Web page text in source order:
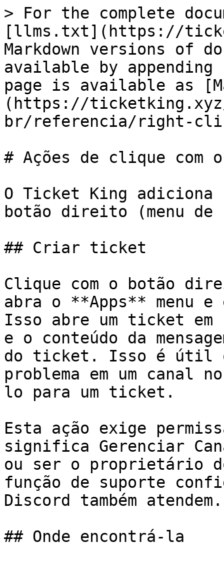
> For the complete
[llms.txt](https://
Markdown versions of
available by
page is available as
(https://
br/referencia/right-
# Ações de clique com
O Ticket King adiciona
botão direito (menu
## Criar ticket
Clique com o botão
abra o **Apps** menu
Isso abre um ticket em
e o conteúdo da
do ticket. Isso é útil
problema em um canal
lo para um ticket.
Esta ação exige
significa Gerenciar
ou ser o proprietário
função de suporte
Discord também atendem.
## Onde encontrá-la